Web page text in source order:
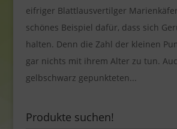
eifriger Blattlausvertilger
schönes Beispiel dafür, dass sich
halten. Denn die Zahl der kleinen
gar nichts mit ihrem Alter zu tun.
gelbschwarz gepunkteten...
Produkte suchen!